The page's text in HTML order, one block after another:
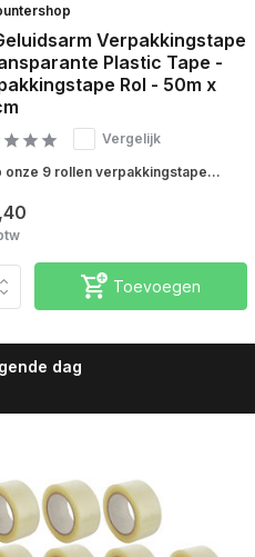
Verpakkingstape
Plastic Tape -
Rol - 50m x
Vergelijk
onze 9 rollen verpakkingstape...
Toevoegen
dag